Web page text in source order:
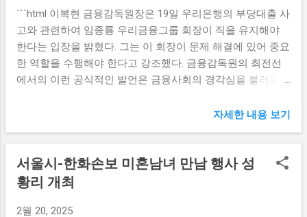
니다. SPC삼립이 또띠아 사용을 강조하는 이유는 바로 이러
한 트렌드에 발맞추어 소비자들을 사로잡기 위해서입니다.
생산능력을 3배로...
게 줄어드는 상황이다. 특히, 미래에 대한 불확실성이 커짐에
따라 청년들은 더욱 큰 부담을 느끼고 있는 실정이다. 또한,
국민연금 제도의 재정적인 안정성에도 우려의 목소리가 커지
고 있다. 고령화 사회가 진행됨에 따라 은퇴 후 국민연금을 통
해 생계를 유지하는 노령층이 증가하고, 저출생으로 인해 새
해 국민연금 기금은 빠르게 고갈될 수 있는 위험에 처해 있다.
이러한 현실은 누구에게나 영향을 미치게 되며, 특히 청년층
의 미래에 더욱 큰 타격을 줄 것으로 예상된다. 결국 이는 세
대 간의 공정한 연금 시스템을 위한 근본적인 문제로 부각되
고 있다. 국민연금 개혁의 필요성 국민연금 제도의 개혁이 필
지의 정책은 노령층의 수급액을 보호하는 데에 치중되었던
```html 이복현 금융감독원장은 19일 우리은행의 부당대출 사
고와 관련하여 임종룡 우리금융그룹 회장이 직을 유지해야
한다는 입장을 밝혔다. 그는 이 회장이 문제 해결에 있어 중요
한 역할을 수행해야 한다고 강조했다. 금융감독원의 최전선
에서의 이런 공식적인 발언은 금융사회의 경각심을 불러일으
융감독원장이 우리은행의 부당대출 사고에 대해 강력한 경고
킬 수 있으며, 따라서 신속한 수습 과정이 필요하다고 언급했
습니다. 이 원장은 우리은행이 이러한 문제를 해결하기 위해
투명한 조사가 필요하며, 특히 임종룡 회장의 리더십 아래에
독원의 엄정한 자세를 하락시키지 않으려는 의지를 드러냅니
자세한 내용 보기
서울시-한화손보 미혼남녀 만남 행사 성
황리 개최
2월 20, 2025